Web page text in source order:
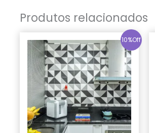
Produtos relacionados
10%Off